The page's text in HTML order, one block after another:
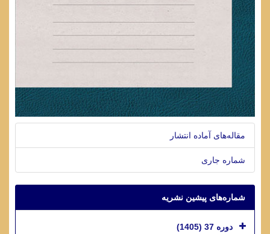
مقاله‌های آماده انتشار
شماره جاری
شماره‌های پیشین نشریه
دوره 37 (1405)